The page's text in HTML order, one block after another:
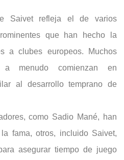
Saivet refleja el de varios
que han hecho la
a clubes europeos. Muchos
a menudo comienzan en
al desarrollo temprano de
como Sadio Mané, han
fama, otros, incluido Saivet,
asegurar tiempo de juego